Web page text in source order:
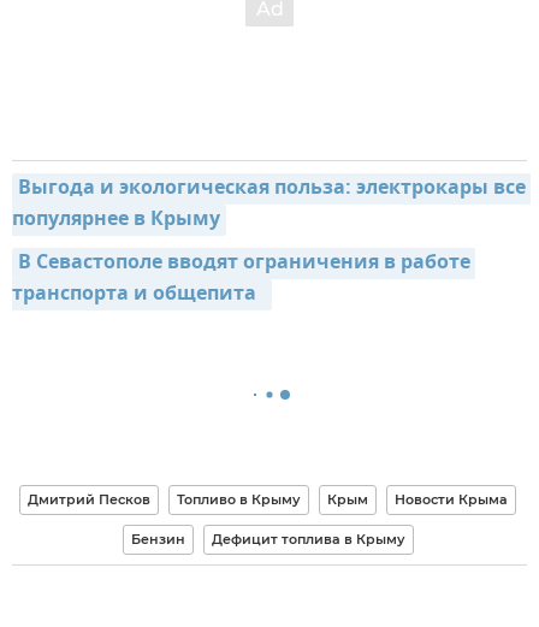
Выгода и экологическая польза: электрокары все
популярнее в Крыму
В Севастополе вводят ограничения в работе
транспорта и общепита
Дмитрий Песков Топливо в Крыму Крым Новости Крыма
Бензин Дефицит топлива в Крыму